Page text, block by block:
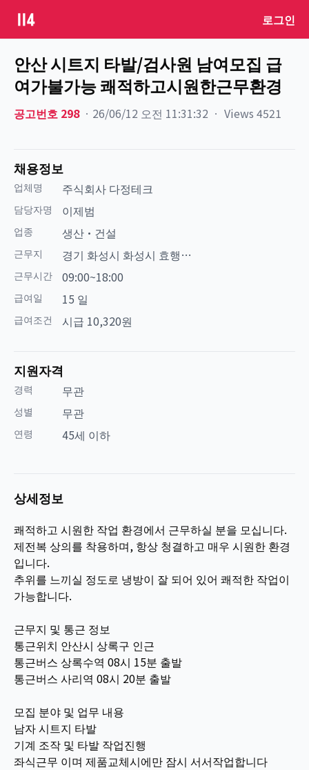
로그인
안산 시트지 타발/검사원 남여모집 급
여가불가능 쾌적하고시원한근무환경
공고번호 298 ㆍ 26/06/12 오전 11:31:32 ㆍ Views 4521
채용정보
업체명 주식회사 다정테크
담당자명 이제범
업종 생산·건설
근무지
경기 화성시 화성시 효행구
비봉면 현대기아로
근무시간 09:00~18:00
급여일 15 일
급여조건 시급 10,320원
지원자격
경력 무관
성별 무관
연령 45세 이하
상세정보
쾌적하고 시원한 작업 환경에서 근무하실 분을 모십니다.
제전복 상의를 착용하며, 항상 청결하고 매우 시원한 환경
입니다.
추위를 느끼실 정도로 냉방이 잘 되어 있어 쾌적한 작업이
가능합니다.
근무지 및 통근 정보
통근위치 안산시 상록구 인근
통근버스 상록수역 08시 15분 출발
통근버스 사리역 08시 20분 출발
모집 분야 및 업무 내용
남자 시트지 타발
기계 조작 및 타발 작업진행
좌식근무 이며 제품교체시에만 잠시 서서작업합니다